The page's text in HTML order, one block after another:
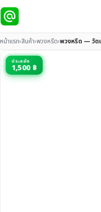
หน้าแรก›สินค้า›พวงหรีด›พวงหรีด — วัด
ประหยัด
1,500 ฿